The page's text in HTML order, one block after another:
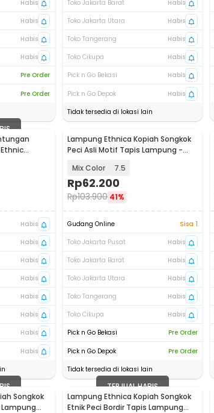
Habis
Habis
Habis
Habis
Pre Order
Pre Order
Toko Jakarta Barat
Habis
Toko Jakarta Utara
Habis
Toko Tangerang
Habis
Toko Cikupa
Habis
Pick n Go Bekasi
Habis
Pick n Go Depok
Habis
Tidak tersedia di lokasi lain
Habis
Habis
Habis
Habis
Habis
Habis
Habis
Habis
Lampung Ethnica Kopiah Songkok
Peci Asli Motif Tapis Lampung -
Mix Color 7.5
Rp62.200
Rp103.900 41%
Gudang Online
Sisa 1
Toko Jakarta Pusat
Habis
Toko Jakarta Barat
Habis
Toko Jakarta Utara
Habis
Toko Tangerang
Habis
Toko Cikupa
Habis
Pick n Go Bekasi
Pre Order
Pick n Go Depok
Pre Order
Tidak tersedia di lokasi lain
Songkok
Lampung
TERJUAL HABIS
Lampung Ethnica Kopiah Songkok
Etnik Peci Bordir Tapis Lampung